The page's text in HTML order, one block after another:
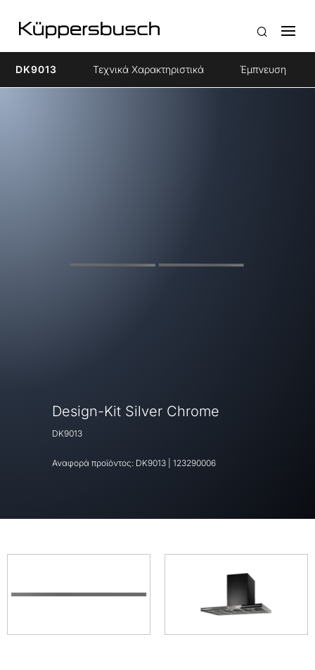
DK9013 Τεχνικά Χαρακτηριστικά Έμπνευση
Design-Kit Silver Chrome
DK9013
Αναφορά προϊόντος: DK9013 123290006